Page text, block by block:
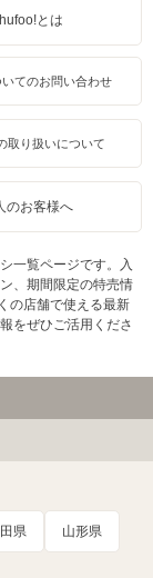
とは
いてのお問い合わせ
取り扱いについて
のお客様へ
一覧ページです。入
、期間限定の特売情
の店舗で使える最新
をぜひご活用くださ
県 山形県